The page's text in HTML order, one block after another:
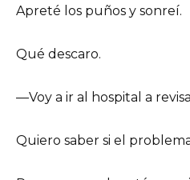
Apreté los puños y sonreí.
Qué descaro.
—Voy a ir al hospital a
Quiero saber si el